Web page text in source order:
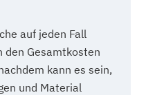
auf jeden Fall
den Gesamtkosten
kann es sein,
und Material